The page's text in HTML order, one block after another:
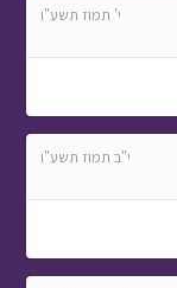
י' תמוז תשע"ו
י"ב תמוז תשע"ו